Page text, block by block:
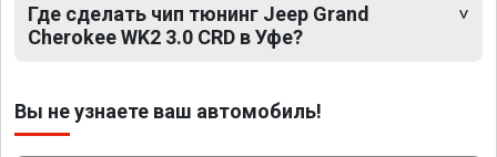
Где сделать чип тюнинг Jeep Grand
Cherokee WK2 3.0 CRD в Уфе?
Вы не узнаете ваш автомобиль!